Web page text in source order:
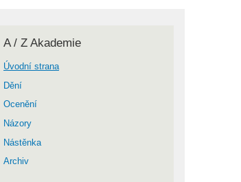
A / Z Akademie
Úvodní strana
Dění
Ocenění
Názory
Nástěnka
Archiv